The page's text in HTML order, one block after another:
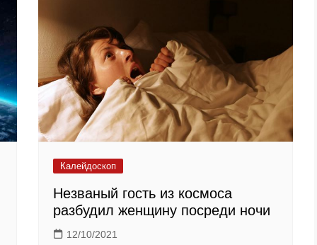
Калейдоскоп
Незваный гость из космоса
разбудил женщину посреди ночи
12/10/2021